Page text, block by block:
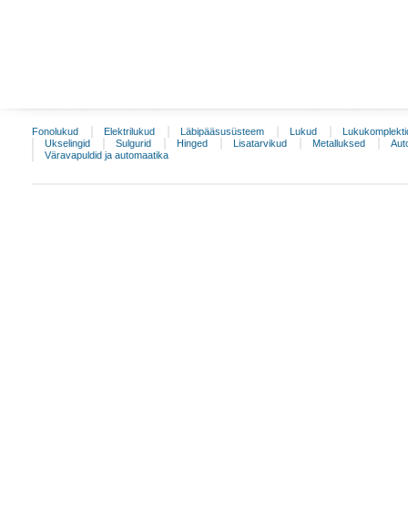
Fonolukud Elektrilukud Läbipääsusüsteem Lukud
Ukselingid
Sulgurid Hinged Lisatarvikud Metalluksed
Väravapuldid ja automaatika